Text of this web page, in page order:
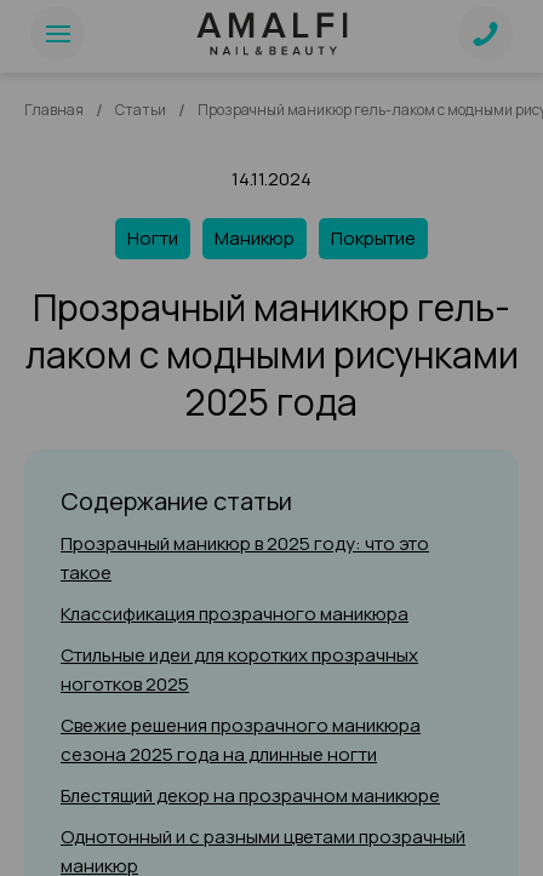
Главная / Статьи / Прозрачный маникюр гель-лаком с модными
14.11.2024
Ногти Маникюр Покрытие
Прозрачный маникюр гель-
лаком с модными рисунками
2025 года
Содержание статьи
Прозрачный маникюр в 2025 году: что это
такое
Классификация прозрачного маникюра
Стильные идеи для коротких прозрачных
ноготков 2025
Свежие решения прозрачного маникюра
сезона 2025 года на длинные ногти
Блестящий декор на прозрачном маникюре
Однотонный и с разными цветами прозрачный
маникюр